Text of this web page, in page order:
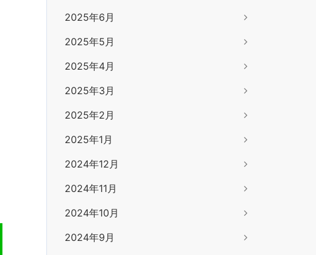
2025年6月
2025年5月
2025年4月
2025年3月
2025年2月
2025年1月
2024年12月
2024年11月
2024年10月
2024年9月